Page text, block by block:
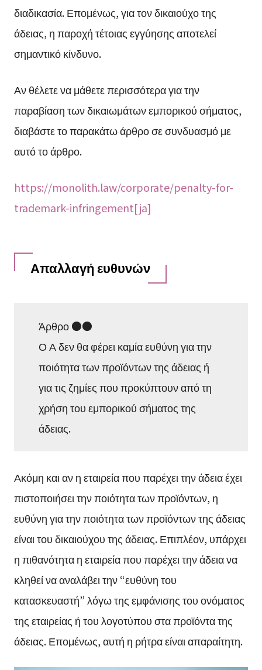
διαδικασία. Επομένως, για τον δικαιούχο της
άδειας, η παροχή τέτοιας εγγύησης αποτελεί
σημαντικό κίνδυνο.
Αν θέλετε να μάθετε περισσότερα για την
παραβίαση των δικαιωμάτων εμπορικού σήματος,
διαβάστε το παρακάτω άρθρο σε συνδυασμό με
αυτό το άρθρο.
https://monolith.law/corporate/penalty-for-
trademark-infringement[ja]
Απαλλαγή ευθυνών
Άρθρο ●●
Ο Α δεν θα φέρει καμία ευθύνη για την
ποιότητα των προϊόντων της άδειας ή
για τις ζημίες που προκύπτουν από τη
χρήση του εμπορικού σήματος της
άδειας.
Ακόμη και αν η εταιρεία που παρέχει την άδεια έχει
πιστοποιήσει την ποιότητα των προϊόντων, η
ευθύνη για την ποιότητα των προϊόντων της άδειας
είναι του δικαιούχου της άδειας. Επιπλέον, υπάρχει
η πιθανότητα η εταιρεία που παρέχει την άδεια να
κληθεί να αναλάβει την “ευθύνη του
κατασκευαστή” λόγω της εμφάνισης του ονόματος
της εταιρείας ή του λογοτύπου στα προϊόντα της
άδειας. Επομένως, αυτή η ρήτρα είναι απαραίτητη.